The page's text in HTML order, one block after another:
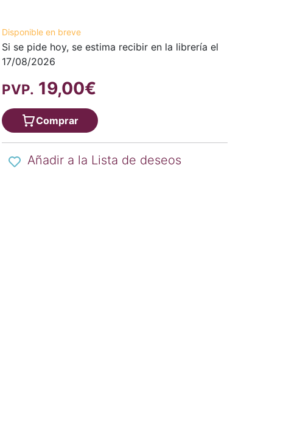
Disponible en breve
Si se pide hoy, se estima recibir en la librería el
17/08/2026
PVP. 19,00€
Comprar
Añadir a la Lista de deseos